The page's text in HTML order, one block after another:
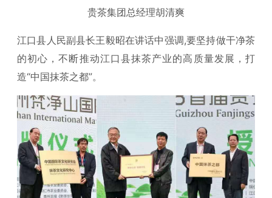
贵茶集团总经理胡清爽
江口县人民副县长王毅昭在讲话中强调,要坚持做干净茶
的初心，不断推动江口县抹茶产业的高质量发展，打
造“中国抹茶之都”。